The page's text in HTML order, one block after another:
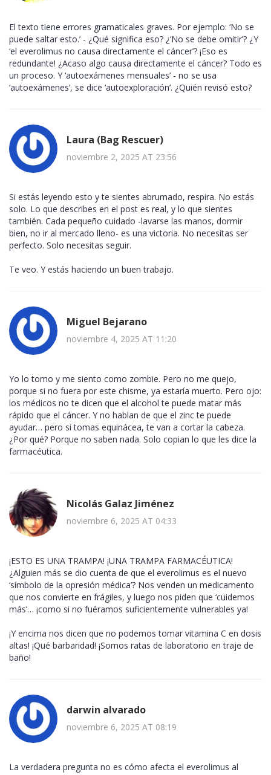
El texto tiene errores gramaticales graves. Por ejemplo: ‘No se
puede saltar esto.’ - ¿Qué significa eso? ¿‘No se debe omitir’? ¿Y
‘el everolimus no causa directamente el cáncer’? ¡Eso es
redundante! ¿Acaso algo causa directamente el cáncer? Todo es
un proceso. Y ‘autoexámenes mensuales’ - no se usa
‘autoexámenes’, se dice ‘autoexploración’. ¿Quién revisó esto?
Laura (Bag Rescuer)
noviembre 2, 2025 AT 23:56
Si estás leyendo esto y te sientes abrumado, respira. No estás
solo. Lo que describes en el post es real, y lo que sientes
también. Cada pequeño cuidado -lavarse las manos, dormir
bien, no ir al mercado lleno- es una victoria. No necesitas ser
perfecto. Solo necesitas seguir.
Te veo. Y estás haciendo un buen trabajo.
Miguel Bejarano
noviembre 4, 2025 AT 11:20
Yo lo tomo y me siento como zombie. Pero no me quejo,
porque si no fuera por este chisme, ya estaría muerto. Pero ojo:
los médicos no te dicen que el alcohol te puede matar más
rápido que el cáncer. Y no hablan de que el zinc te puede
ayudar… pero si tomas equinácea, te van a cortar la cabeza.
¿Por qué? Porque no saben nada. Solo copian lo que les dice la
farmacéutica.
Nicolás Galaz Jiménez
noviembre 6, 2025 AT 04:33
¡ESTO ES UNA TRAMPA! ¡UNA TRAMPA FARMACÉUTICA!
¿Alguien más se dio cuenta de que el everolimus es el nuevo
‘símbolo de la opresión médica’? Nos venden un medicamento
que nos convierte en frágiles, y luego nos piden que ‘cuidemos
más’… ¡como si no fuéramos suficientemente vulnerables ya!
¡Y encima nos dicen que no podemos tomar vitamina C en dosis
altas! ¡Qué barbaridad! ¡Somos ratas de laboratorio en traje de
baño!
darwin alvarado
noviembre 6, 2025 AT 08:19
La verdadera pregunta no es cómo afecta el everolimus al